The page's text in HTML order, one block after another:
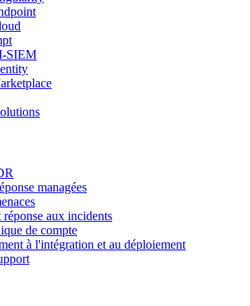
SIEM
managées
réponse aux incidents
de compte
à l'intégration et au déploiement